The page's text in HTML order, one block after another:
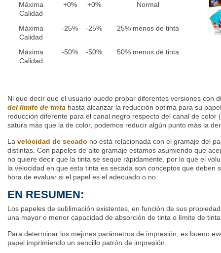
Máxima
Calidad
+0% +0% Normal
Máxima
Calidad
-25% -25% 25% menos de tinta
Máxima
Calidad
-50% -50% 50% menos de tinta
Ni que decir que el usuario puede probar diferentes versiones con
del límite de tinta hasta alcanzar la reducción optima para su
reducción diferente para el canal negro respecto del canal de color
satura más que la de color, podemos reducir algún punto más la
La velocidad de secado no está relacionada con el gramaje del
distintas. Con papeles de alto gramaje estamos asumiendo que
no quiere decir que la tinta se seque rápidamente, por lo que el
la velocidad en que esta tinta es secada son conceptos que deben
hora de evaluar si el papel es el adecuado o no.
EN RESUMEN:
Los papeles de sublimación existentes, en función de sus
una mayor o menor capacidad de absorción de tinta o límite de
Para determinar los mejores parámetros de impresión, es bueno
papel imprimiendo un sencillo patrón de impresión.